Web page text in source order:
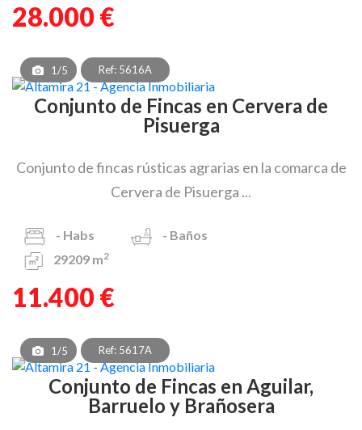
28.000 €
1/5 Ref: 5616A
Conjunto de Fincas en Cervera de
Pisuerga
Conjunto de fincas rústicas agrarias en la comarca de
Cervera de Pisuerga ...
- Habs - Baños
29209 m2
11.400 €
1/5 Ref: 5617A
Conjunto de Fincas en Aguilar,
Barruelo y Brañosera